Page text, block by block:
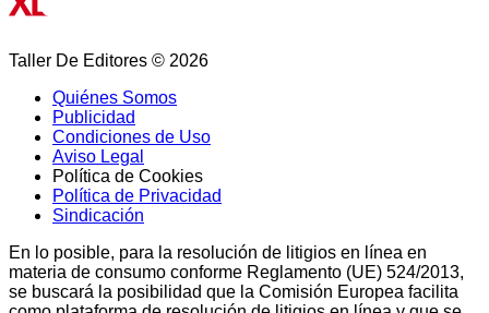
Taller De Editores © 2026
Quiénes Somos
Publicidad
Condiciones de Uso
Aviso Legal
Política de Cookies
Política de Privacidad
Sindicación
En lo posible, para la resolución de litigios en línea en
materia de consumo conforme Reglamento (UE) 524/2013,
se buscará la posibilidad que la Comisión Europea facilita